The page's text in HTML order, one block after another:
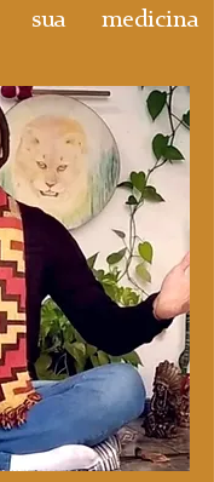
sua medicina